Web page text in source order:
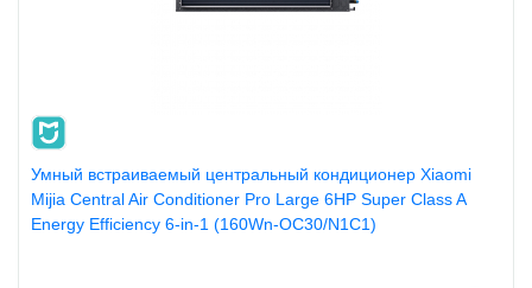
Умный встраиваемый центральный кондиционер Xiaomi
Mijia Central Air Conditioner Pro Large 6HP Super Class A
Energy Efficiency 6-in-1 (160Wn-OC30/N1C1)